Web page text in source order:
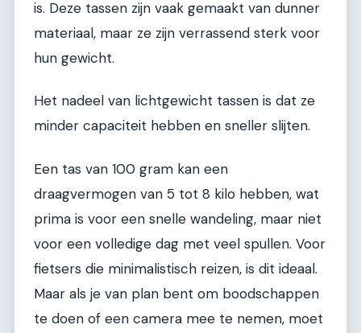
is. Deze tassen zijn vaak gemaakt van dunner
materiaal, maar ze zijn verrassend sterk voor
hun gewicht.
Het nadeel van lichtgewicht tassen is dat ze
minder capaciteit hebben en sneller slijten.
Een tas van 100 gram kan een
draagvermogen van 5 tot 8 kilo hebben, wat
prima is voor een snelle wandeling, maar niet
voor een volledige dag met veel spullen. Voor
fietsers die minimalistisch reizen, is dit ideaal.
Maar als je van plan bent om boodschappen
te doen of een camera mee te nemen, moet